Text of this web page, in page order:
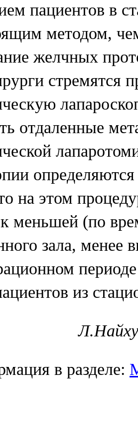
пациентов в
методом,
желчных
стремятся
отдаленные
на этом
меньшей (по
зала,
из
в разделе: